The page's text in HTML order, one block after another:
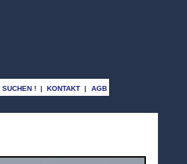
SUCHEN ! | KONTAKT | AGB